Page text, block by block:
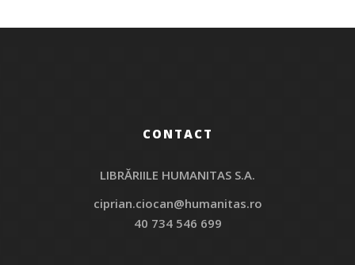
CONTACT
LIBRĂRIILE HUMANITAS S.A.
ciprian.ciocan@humanitas.ro
40 734 546 699